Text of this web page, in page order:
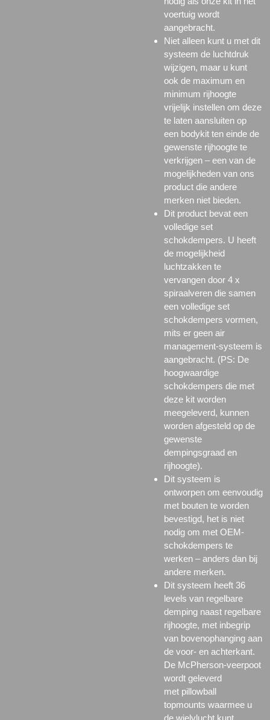
voertuig wordt
aangebracht.
Niet alleen kunt u met dit
systeem de luchtdruk
wijzigen, maar u kunt
ook de maximum en
minimum rijhoogte
vrijelijk instellen om deze
te laten aansluiten op
een bodykit ten einde de
gewenste rijhoogte te
verkrijgen – een van de
mogelijkheden van ons
product die andere
merken niet bieden.
Dit product bevat een
volledige set
schokdempers. U heeft
de mogelijkheid
luchtzakken te
vervangen door 4 x
spiraalveren die samen
een volledige set
schokdempers vormen,
mits er geen air
management-systeem is
aangebracht. (PS: De
hoogwaardige
schokdempers die met
deze kit worden
meegeleverd, kunnen
worden afgesteld op de
gewenste
dempingsgraad en
rijhoogte).
Dit systeem is
ontworpen om eenvoudig
met bouten te worden
bevestigd, het is niet
nodig om met OEM-
schokdempers te
werken – anders dan bij
andere merken.
Dit systeem heeft 36
levels van regelbare
demping naast regelbare
rijhoogte, met inbegrip
van bovenophanging aan
de voor- en achterkant.
De McPherson-veerpoot
wordt geleverd
met pillowball
topmounts waarmee u